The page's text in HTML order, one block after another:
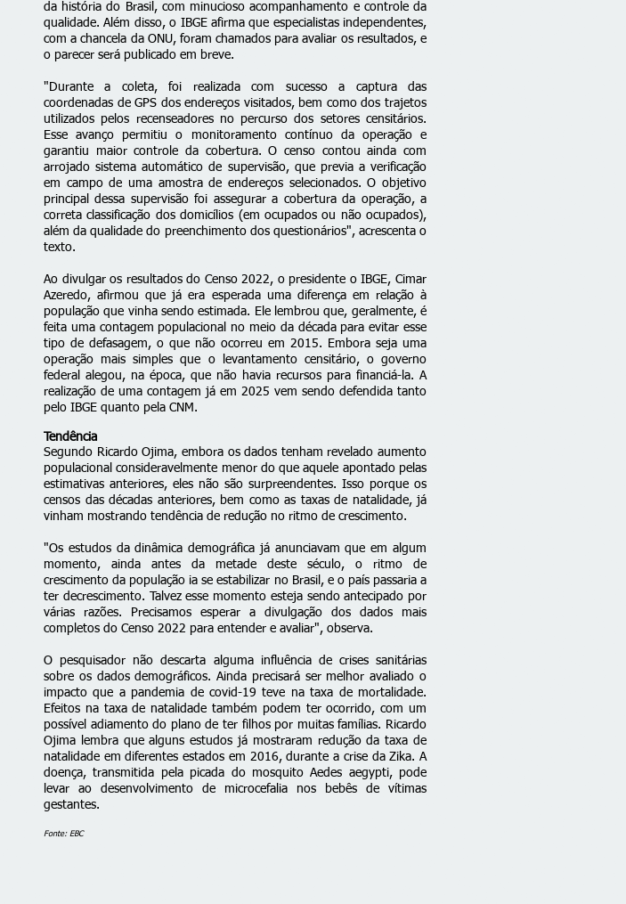
da história do Brasil, com minucioso acompanhamento e controle da
qualidade. Além disso, o IBGE afirma que especialistas independentes,
com a chancela da ONU, foram chamados para avaliar os resultados, e
o parecer será publicado em breve.
"Durante a coleta, foi realizada com sucesso a captura das
coordenadas de GPS dos endereços visitados, bem como dos trajetos
utilizados pelos recenseadores no percurso dos setores censitários.
Esse avanço permitiu o monitoramento contínuo da operação e
garantiu maior controle da cobertura. O censo contou ainda com
arrojado sistema automático de supervisão, que previa a verificação
em campo de uma amostra de endereços selecionados. O objetivo
principal dessa supervisão foi assegurar a cobertura da operação, a
correta classificação dos domicílios (em ocupados ou não ocupados),
além da qualidade do preenchimento dos questionários", acrescenta o
texto.
Ao divulgar os resultados do Censo 2022, o presidente o IBGE, Cimar
Azeredo, afirmou que já era esperada uma diferençaem relação à
população que vinha sendo estimada. Ele lembrou que, geralmente, é
feita uma contagem populacional no meio da década para evitar esse
tipo de defasagem, o que não ocorreu em 2015. Embora seja uma
operação mais simples que o levantamento censitário, o governo
federal alegou, na época, que não havia recursos para financiá-la. A
realização de uma contagem já em 2025 vem sendo defendida tanto
pelo IBGE quanto pela CNM.
Tendência
Segundo Ricardo Ojima, embora os dados tenham revelado aumento
populacional consideravelmente menor do que aquele apontado pelas
estimativas anteriores, eles não são surpreendentes. Isso porque os
censos das décadas anteriores, bem como as taxas de natalidade, já
vinham mostrando tendência de redução no ritmo de crescimento.
"Os estudos da dinâmica demográfica já anunciavam que em algum
momento, ainda antes da metade deste século, o ritmo de
crescimento da população ia se estabilizar no Brasil, e o país passaria a
ter decrescimento. Talvez esse momento esteja sendo antecipado por
várias razões. Precisamos esperar a divulgação dos dados mais
completos do Censo 2022 para entender e avaliar", observa.
O pesquisador não descarta alguma influência de crises sanitárias
sobre os dados demográficos. Ainda precisará ser melhor avaliado o
impacto que a pandemia de covid-19 teve na taxa de mortalidade.
Efeitos na taxa de natalidade também podem ter ocorrido, com um
possível adiamento do plano de ter filhos por muitas famílias. Ricardo
Ojima lembra que alguns estudos já mostraram redução da taxa de
natalidade em diferentes estados em 2016, durante a crise da Zika. A
doença, transmitida pela picada do mosquito Aedes aegypti, pode
levar ao desenvolvimento de microcefalia nos bebês de vítimas
gestantes.
Fonte: EBC